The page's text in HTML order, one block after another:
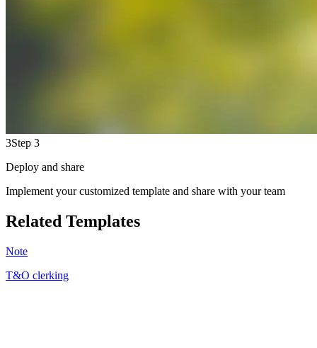
3Step 3
Deploy and share
Implement your customized template and share with your team
Related Templates
Note
T&O clerking